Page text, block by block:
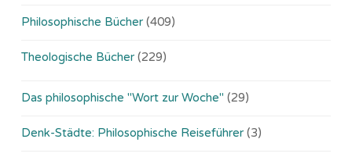
Philosophische Bücher (409)
Theologische Bücher (229)
Das philosophische "Wort zur Woche" (29)
Denk-Städte: Philosophische Reiseführer (3)